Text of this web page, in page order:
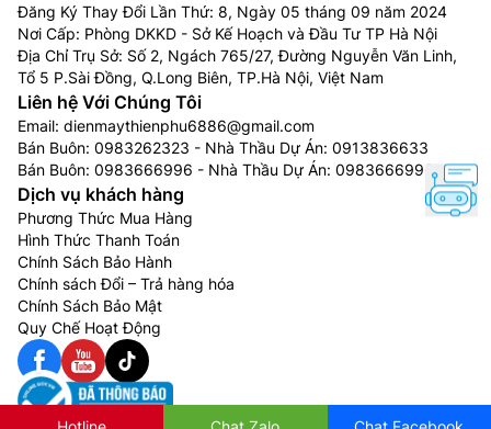
Đăng Ký Thay Đổi Lần Thứ: 8, Ngày 05 tháng 09 năm 2024
Nơi Cấp: Phòng DKKD - Sở Kế Hoạch và Đầu Tư TP Hà Nội
Địa Chỉ Trụ Sở: Số 2, Ngách 765/27, Đường Nguyễn Văn Linh,
Tổ 5 P.Sài Đồng, Q.Long Biên, TP.Hà Nội, Việt Nam
Liên hệ Với Chúng Tôi
Email: dienmaythienphu6886@gmail.com
Bán Buôn: 0983262323 - Nhà Thầu Dự Án: 0913836633
Bán Buôn: 0983666996 - Nhà Thầu Dự Án: 0983666996
Dịch vụ khách hàng
Phương Thức Mua Hàng
Hình Thức Thanh Toán
Chính Sách Bảo Hành
Chính sách Đổi – Trả hàng hóa
Chính Sách Bảo Mật
Quy Chế Hoạt Động